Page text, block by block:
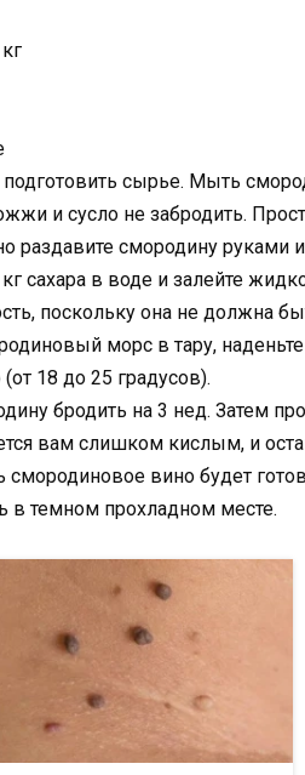
сырье. Мыть
и сусло не забродить.
раздавите смородину руками
кг сахара в воде и залейте
поскольку она не должна
морс в тару,
18 до 25 градусов).
бродить на 3 нед. Затем
вам слишком кислым, и
вино будет
в темном прохладном месте.